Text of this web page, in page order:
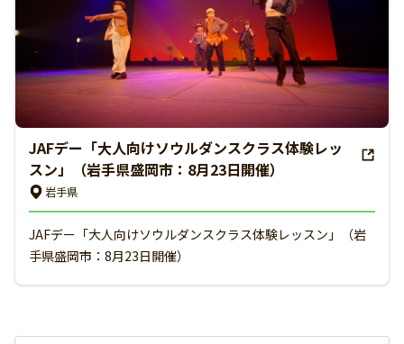
JAFデー「大人向けソウルダンスクラス体験レッ
スン」（岩手県盛岡市：8月23日開催）
岩手県
JAFデー「大人向けソウルダンスクラス体験レッスン」（岩
手県盛岡市：8月23日開催）